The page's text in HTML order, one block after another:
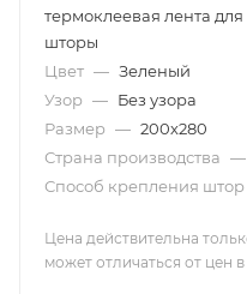
термоклеевая лента
шторы
Цвет — Зеленый
Узор — Без узора
Размер — 200х280
Страна производства —
Способ крепления штор
Цена действительна
может отличаться от цен